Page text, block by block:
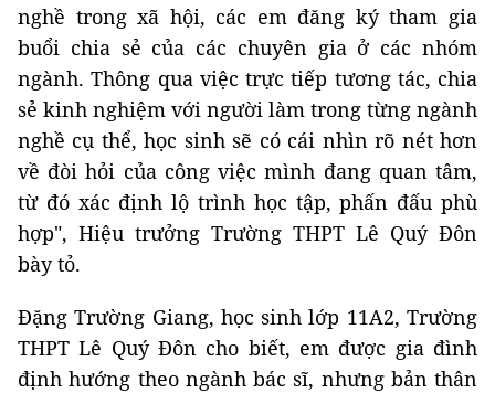
nghề trong xã hội, các em đăng ký tham gia
buổi chia sẻ của các chuyên gia ở các nhóm
ngành. Thông qua việc trực tiếp tương tác, chia
sẻ kinh nghiệm với người làm trong từng ngành
nghề cụ thể, học sinh sẽ có cái nhìn rõ nét hơn
về đòi hỏi của công việc mình đang quan tâm,
từ đó xác định lộ trình học tập, phấn đấu phù
hợp", Hiệu trưởng Trường THPT Lê Quý Đôn
bày tỏ.
Đặng Trường Giang, học sinh lớp 11A2, Trường
THPT Lê Quý Đôn cho biết, em được gia đình
định hướng theo ngành bác sĩ, nhưng bản thân